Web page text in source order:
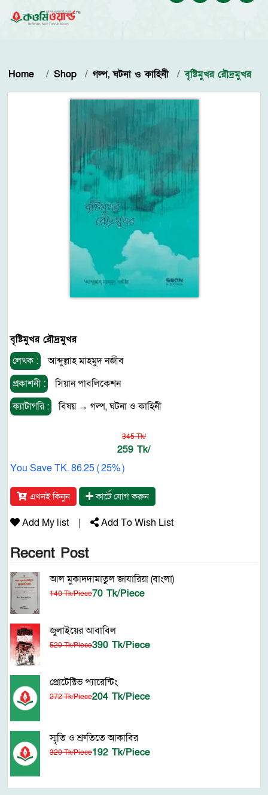
Home Shop গল্প, ঘটনা ও কাহিনী বৃষ্টিমুখর রৌদ্রমুখর
বৃষ্টিমুখর রৌদ্রমুখর
লেখক :
আব্দুল্লাহ মাহমুদ নজীব
প্রকাশনী :
সিয়ান পাবলিকেশন
ক্যাটাগরি :
বিষয়→ গল্প, ঘটনা ও কাহিনী
345 Tk/
259 Tk/
You Save TK. 86.25 ( 25% )
এখনই কিনুন কার্টে যোগ করুন
Add My list | Add To Wish List
Recent Post
আল মুকাদদামাতুল জাযারিয়া (বাংলা)
140 Tk/Piece70 Tk/Piece
জুলাইয়ের আবাবিল
520 Tk/Piece390 Tk/Piece
প্রোটেক্টিভ প্যারেন্টিং
272 Tk/Piece204 Tk/Piece
স্মৃতি ও শ্রুতিতে আকাবির
320 Tk/Piece192 Tk/Piece